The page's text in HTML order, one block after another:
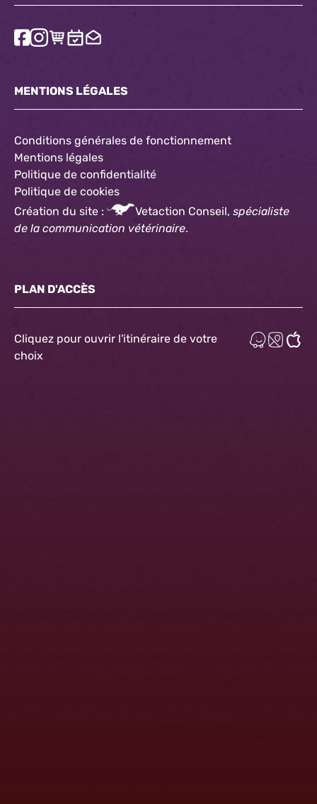
MENTIONS LÉGALES
Conditions générales de fonctionnement
Mentions légales
Politique de confidentialité
Politique de cookies
Création du site :
Vetaction Conseil, spécialiste
de la communication vétérinaire.
PLAN D'ACCÈS
Cliquez pour ouvrir l'itinéraire de votre
choix